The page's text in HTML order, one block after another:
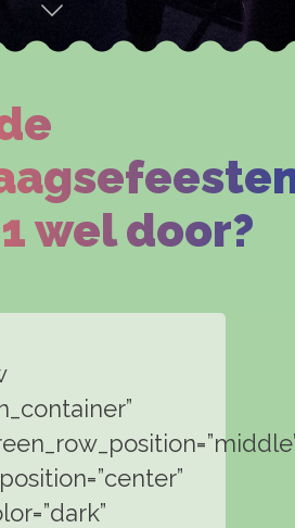
wel door?